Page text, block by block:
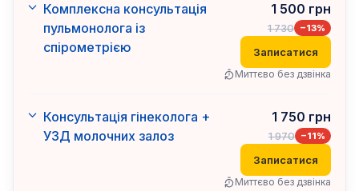
Комплексна консультація
пульмонолога із
спірометрією
1 500 грн
1 730 −13%
Записатися
Миттєво без дзвінка
Консультація гінеколога +
УЗД молочних залоз
1 750 грн
1 970 −11%
Записатися
Миттєво без дзвінка